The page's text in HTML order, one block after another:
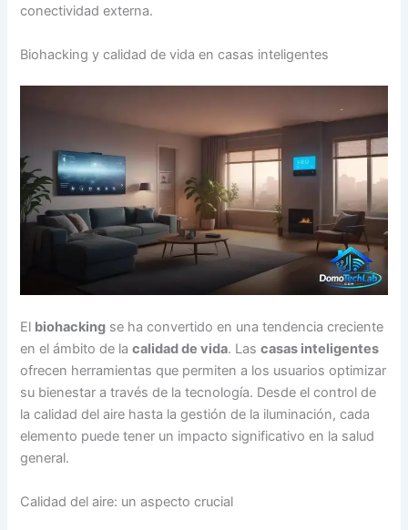
conectividad externa.
Biohacking y calidad de vida en casas inteligentes
El biohacking se ha convertido en una tendencia creciente
en el ámbito de lacalidad de vida. Lascasas inteligentes
ofrecen herramientas que permiten a los usuarios optimizar
su bienestar a través de la tecnología. Desde el control de
la calidad del aire hasta la gestión de la iluminación, cada
elemento puede tener un impacto significativo en la salud
general.
Calidad del aire: un aspecto crucial